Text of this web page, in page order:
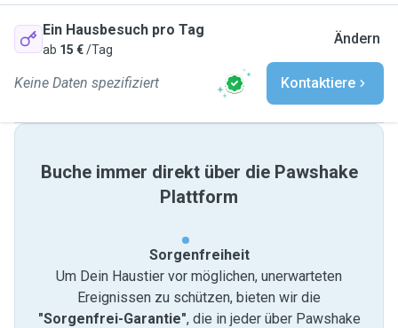
Ein Hausbesuch pro Tag
ab 15 €/Tag
Ändern
Keine Daten spezifiziert Kontaktiere
Buche immer direkt über die Pawshake
Plattform
Sorgenfreiheit
Um Dein Haustier vor möglichen, unerwarteten
Ereignissen zu schützen, bieten wir die
"Sorgenfrei-Garantie", die in jeder über Pawshake